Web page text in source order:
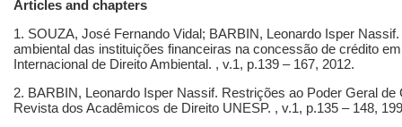
Articles and chapters
1. SOUZA, José Fernando Vidal; BARBIN, Leonardo Isper
ambiental das instituições financeiras na concessão de crédito
Internacional de Direito Ambiental. , v.1, p.139 – 167, 2012.
2. BARBIN, Leonardo Isper Nassif. Restrições ao Poder Geral
Revista dos Acadêmicos de Direito UNESP. , v.1, p.135 – 148,